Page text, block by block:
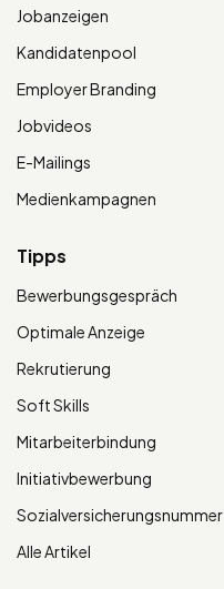
Jobanzeigen
Kandidatenpool
Employer Branding
Jobvideos
E-Mailings
Medienkampagnen
Tipps
Bewerbungsgespräch
Optimale Anzeige
Rekrutierung
Soft Skills
Mitarbeiterbindung
Initiativbewerbung
Sozialversicherungsnummer
Alle Artikel